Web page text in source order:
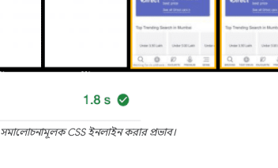
সমালোচনামূলক CSS ইনলাইন করার প্রভাব।